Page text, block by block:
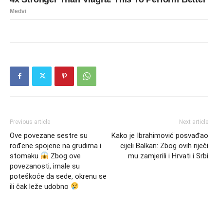
Previous article
Ove povezane sestre su
rođene spojene na grudima i
stomaku
Zbog ove
povezanosti, imale su
poteškoće da sede, okrenu se
ili čak leže udobno
Next article
Kako je Ibrahimović posvađao
cijeli Balkan: Zbog ovih riječi
mu zamjerili i Hrvati i Srbi